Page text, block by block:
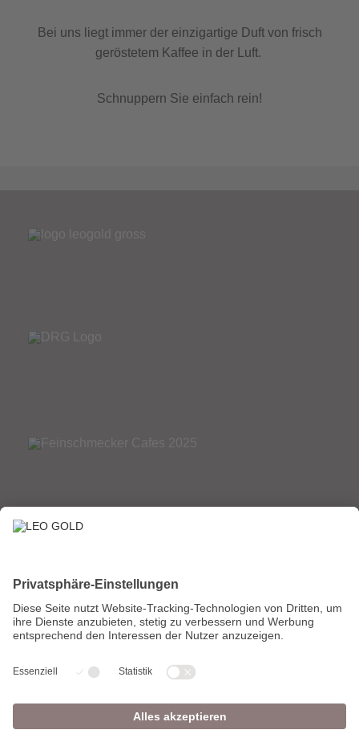
Bei uns liegt immer der einzigartige Duft von frisch
geröstetem Kaffee in der Luft.
Schnuppern Sie einfach rein!
HOME
Über uns
Onlineshop
Kontakt
SHOP
Kaffee
Abonnements
Zubehör